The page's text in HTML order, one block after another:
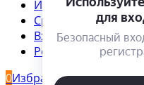
Избранное
Сравнение Товар в
Вход
Регистрация
0ИзбранноеТовар в